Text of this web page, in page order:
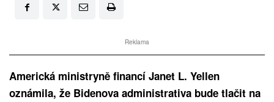
Reklama
Americká ministryně financí Janet L. Yellen
oznámila, že Bidenova administrativa bude tlačit na